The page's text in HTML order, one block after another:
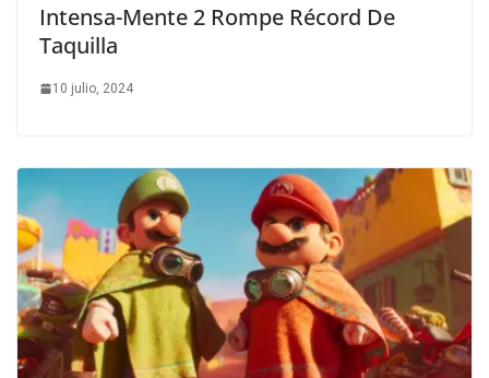
Intensa-Mente 2 Rompe Récord De
Taquilla
10 julio, 2024